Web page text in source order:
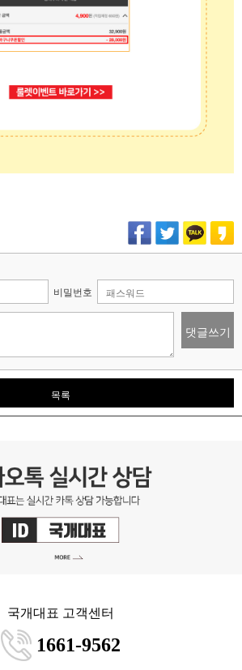
비밀번호
댓글쓰기
목록
국개대표 고객센터
1661-9562